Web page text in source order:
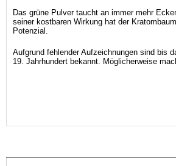
Das grüne Pulver taucht an immer mehr
seiner kostbaren Wirkung hat der
Potenzial.
Aufgrund fehlender Aufzeichnungen sind bis
19. Jahrhundert bekannt. Möglicherweise